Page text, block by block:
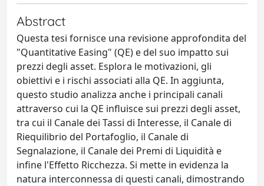
Abstract
Questa tesi fornisce una revisione approfondita del
"Quantitative Easing" (QE) e del suo impatto sui
prezzi degli asset. Esplora le motivazioni, gli
obiettivi e i rischi associati alla QE. In aggiunta,
questo studio analizza anche i principali canali
attraverso cui la QE influisce sui prezzi degli asset,
tra cui il Canale dei Tassi di Interesse, il Canale di
Riequilibrio del Portafoglio, il Canale di
Segnalazione, il Canale dei Premi di Liquidità e
infine l'Effetto Ricchezza. Si mette in evidenza la
natura interconnessa di questi canali, dimostrando